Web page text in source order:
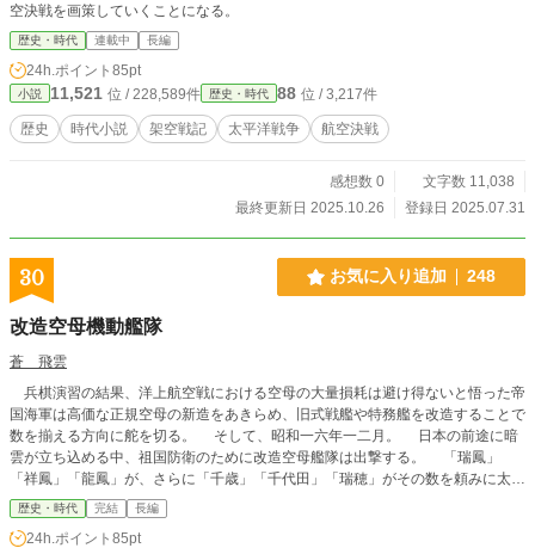
空決戦を画策していくことになる。
歴史・時代 連載中 長編
24h.ポイント 85pt
小説 11,521 位 / 228,589件 歴史・時代 88 位 / 3,217件
歴史 時代小説 架空戦記 太平洋戦争 航空決戦
感想数 0
文字数 11,038
最終更新日 2025.10.26
登録日 2025.07.31
30 お気に入り追加 248
改造空母機動艦隊
蒼 飛雲
兵棋演習の結果、洋上航空戦における空母の大量損耗は避け得ないと悟った帝
国海軍は高価な正規空母の新造をあきらめ、旧式戦艦や特務艦を改造することで
数を揃える方向に舵を切る。 そして、昭和一六年一二月。 日本の前途に暗
雲が立ち込める中、祖国防衛のために改造空母艦隊は出撃する。 「瑞鳳」
「祥鳳」「龍鳳」が、さらに「千歳」「千代田」「瑞穂」がその数を頼みに太平
洋艦隊を迎え撃つ。
歴史・時代 完結 長編
24h.ポイント 85pt